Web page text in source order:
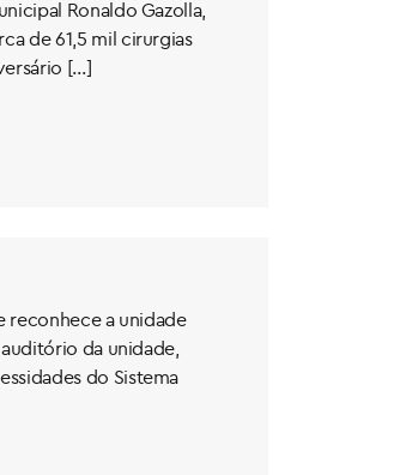
Ronaldo Gazolla,
de 61,5 mil cirurgias
[…]
reconhece a unidade
da unidade,
do Sistema